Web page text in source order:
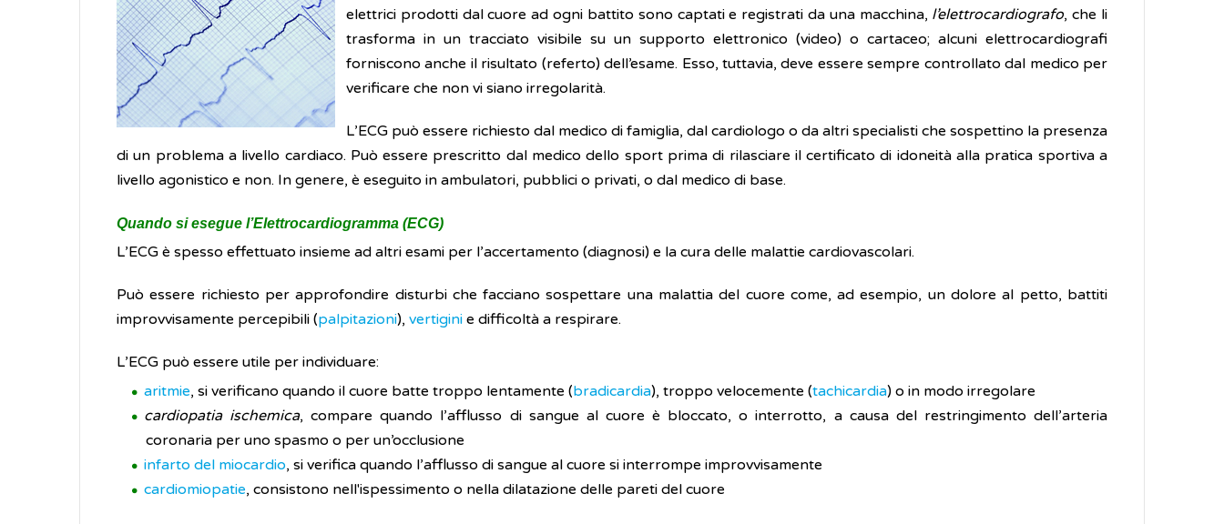
elettrici prodotti dal cuore ad ogni battito sono captati e registrati da una macchina, l’elettrocardiografo, che li
trasforma in un tracciato visibile su un supporto elettronico (video) o cartaceo; alcuni elettrocardiografi
forniscono anche il risultato (referto) dell’esame. Esso, tuttavia, deve essere sempre controllato dal medico per
verificare che non vi siano irregolarità.
L’ECG può essere richiesto dal medico di famiglia, dal cardiologo o da altri specialisti che sospettino la presenza
di un problema a livello cardiaco. Può essere prescritto dal medico dello sport prima di rilasciare il certificato di idoneità alla pratica sportiva a
livello agonistico e non. In genere, è eseguito in ambulatori, pubblici o privati, o dal medico di base.
Quando si esegue l’Elettrocardiogramma (ECG)
L’ECG è spesso effettuato insieme ad altri esami per l’accertamento (diagnosi) e la cura delle malattie cardiovascolari.
Può essere richiesto per approfondire disturbi che facciano sospettare una malattia del cuore come, ad esempio, un dolore al petto, battiti
improvvisamente percepibili (palpitazioni), vertigini e difficoltà a respirare.
L’ECG può essere utile per individuare:
aritmie, si verificano quando il cuore batte troppo lentamente (bradicardia), troppo velocemente (tachicardia) o in modo irregolare
cardiopatia ischemica, compare quando l’afflusso di sangue al cuore è bloccato, o interrotto, a causa del restringimento dell’arteria
coronaria per uno spasmo o per un’occlusione
infarto del miocardio, si verifica quando l’afflusso di sangue al cuore si interrompe improvvisamente
cardiomiopatie, consistono nell'ispessimento o nella dilatazione delle pareti del cuore